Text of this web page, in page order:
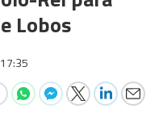
Lobos
17:35